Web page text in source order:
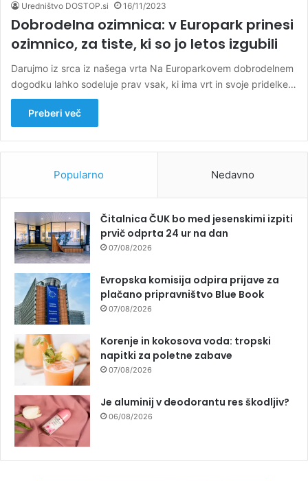
Uredništvo DOSTOP.si 16/11/2023
Dobrodelna ozimnica: v Europark prinesi
ozimnico, za tiste, ki so jo letos izgubili
Darujmo iz srca iz našega vrta Na Europarkovem dobrodelnem
dogodku lahko sodeluje prav vsak, ki ima vrt in svoje pridelke…
Preberi več
Popularno Nedavno
Čitalnica ČUK bo med jesenskimi izpiti
prvič odprta 24 ur na dan
07/08/2026
Evropska komisija odpira prijave za
plačano pripravništvo Blue Book
07/08/2026
Korenje in kokosova voda: tropski
napitki za poletne zabave
07/08/2026
Je aluminij v deodorantu res škodljiv?
06/08/2026